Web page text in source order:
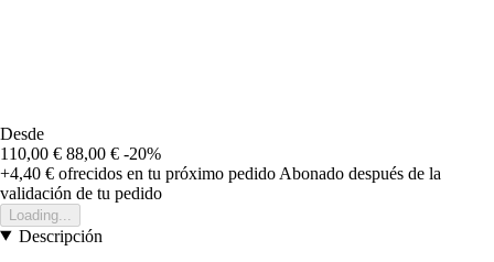
Desde
110,00 € 88,00 € -20%
+4,40 € ofrecidos en tu próximo pedido Abonado después de la
validación de tu pedido
Loading...
Descripción